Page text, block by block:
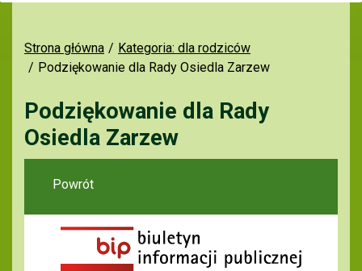
Strona główna
Kategoria: dla rodziców
Podziękowanie dla Rady Osiedla Zarzew
Podziękowanie dla Rady
Osiedla Zarzew
Powrót